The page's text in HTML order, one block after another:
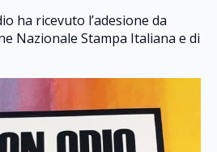
ha ricevuto l’adesione da
Nazionale Stampa Italiana e di